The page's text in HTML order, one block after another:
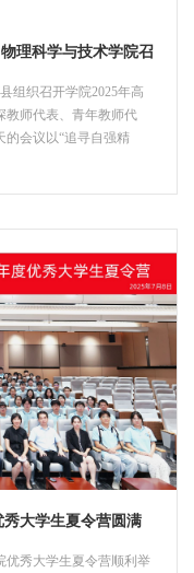
理科学与技术学院召
组织召开学院2025年高
教师代表、青年教师代
的会议以“追寻自强精
报和集中研讨的形式，
期厦大师生艰苦办学的历
大学生夏令营圆满
优秀大学生夏令营顺利举